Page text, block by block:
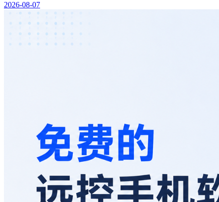
2026-08-07